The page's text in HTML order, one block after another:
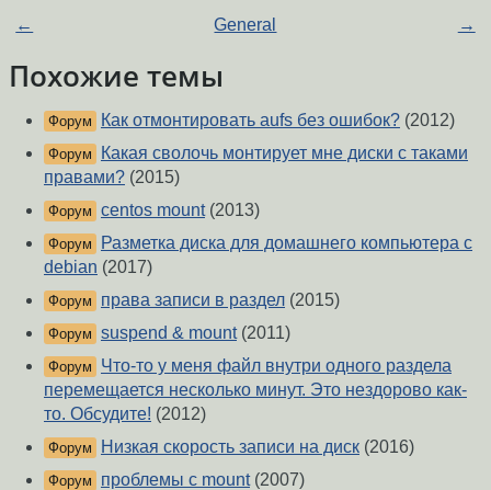
← General →
Похожие темы
Форум Как отмонтировать aufs без ошибок? (2012)
Форум
Какая сволочь монтирует мне диски с таками
правами? (2015)
Форум centos mount(2013)
Форум
Разметка диска для домашнего компьютера с
debian (2017)
Форум права записи в раздел (2015)
Форум suspend & mount(2011)
Форум
Что-то у меня файл внутри одного раздела
перемещается несколько минут. Это нездорово как-
то. Обсудите! (2012)
Форум Низкая скорость записи на диск (2016)
Форум проблемы с mount(2007)